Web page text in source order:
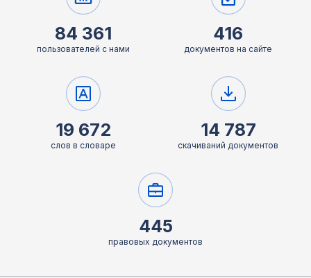
84 361
пользователей с нами
416
документов на сайте
19 672
слов в словаре
14 787
скачиваний документов
445
правовых документов